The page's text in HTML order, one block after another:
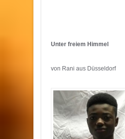
Unter freiem Himmel
von Rani aus Düsseldorf